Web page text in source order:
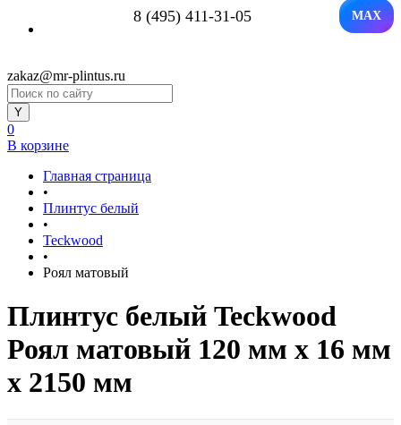
8 (495) 411-31-05 MAX
zakaz@mr-plintus.ru
0
В корзине
Главная страница
•
Плинтус белый
•
Teckwood
•
Роял матовый
Плинтус белый Teckwood
Роял матовый 120 мм х 16 мм
х 2150 мм